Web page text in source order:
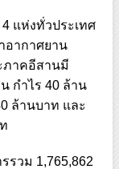
แห่งทั่วประเทศ
อากาศยาน
ภาคอีสานมี
กำไร 40 ล้าน
ล้านบาท และ
วม 1,765,862